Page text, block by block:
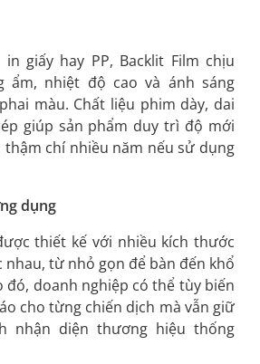
giấy hay PP, Backlit Film chịu
ẩm, nhiệt độ cao và ánh sáng
màu. Chất liệu phim dày, dai
giúp sản phẩm duy trì độ mới
chí nhiều năm nếu sử dụng
dụng
thiết kế với nhiều kích thước
nhau, từ nhỏ gọn để bàn đến khổ
đó, doanh nghiệp có thể tùy biến
cho từng chiến dịch mà vẫn giữ
nhận diện thương hiệu thống